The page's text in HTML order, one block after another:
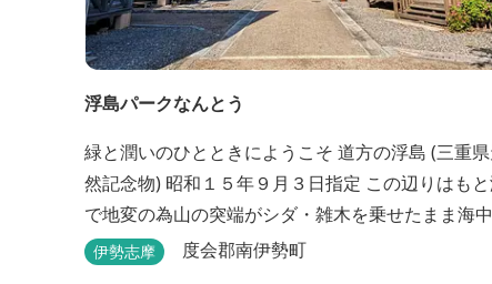
浮島パークなんとう
緑と潤いのひとときにようこそ ​道方の浮島 (三重県天
然記念物) 昭和１５年９月３日指定 この辺りはもと海
で地変の為山の突端がシダ・雑木を乗せたまま海中
にすべり落ちその後海水の増減とともに浮き沈みす
伊勢志摩 度会郡南伊勢町